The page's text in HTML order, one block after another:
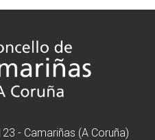
- Camariñas (A Coruña)